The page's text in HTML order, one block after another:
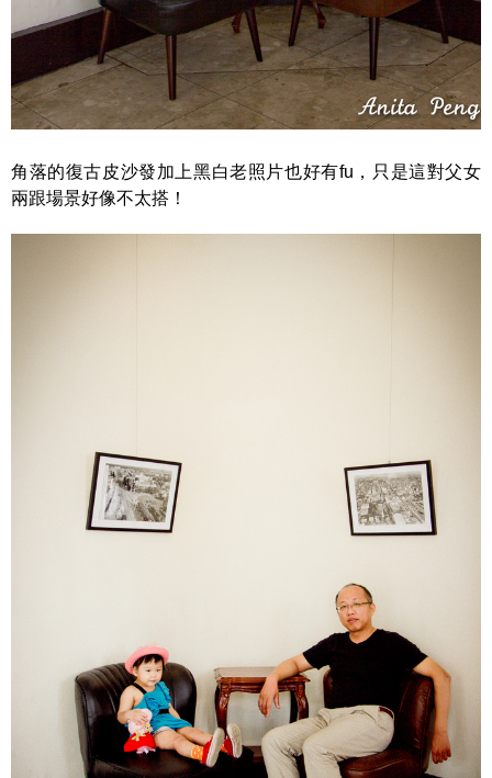
角落的復古皮沙發加上黑白老照片也好有fu，只是這對父女
兩跟場景好像不太搭！